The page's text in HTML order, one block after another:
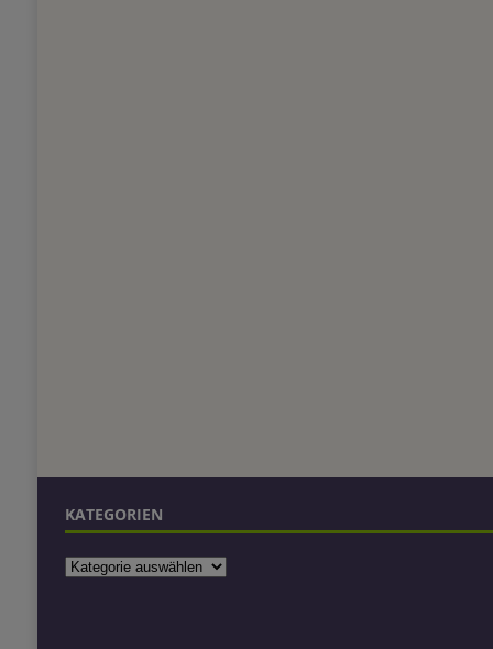
KATEGORIEN